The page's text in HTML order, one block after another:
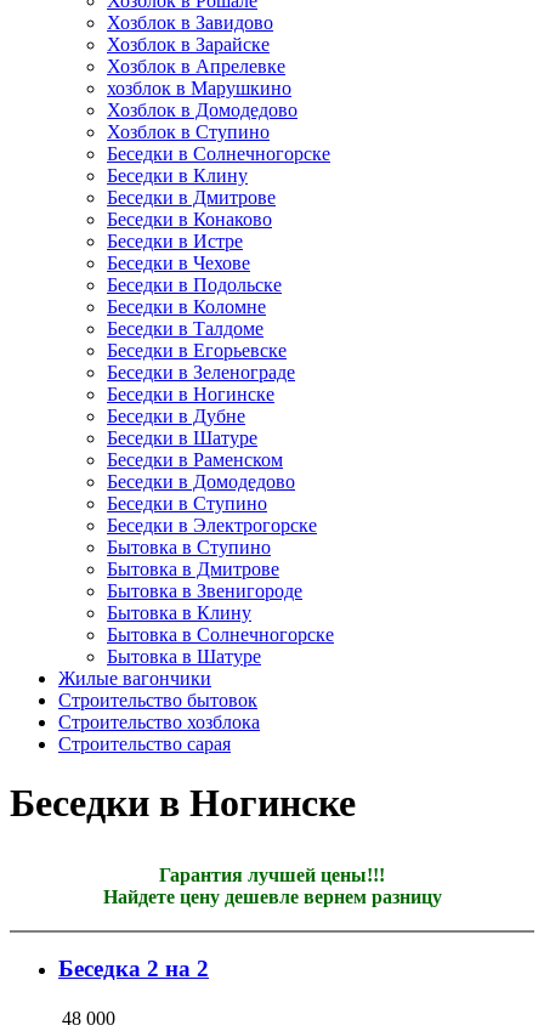
Хозблок в Завидово
Хозблок в Зарайске
Хозблок в Апрелевке
хозблок в Марушкино
Хозблок в Домодедово
Хозблок в Ступино
Беседки в Солнечногорске
Беседки в Клину
Беседки в Дмитрове
Беседки в Конаково
Беседки в Истре
Беседки в Чехове
Беседки в Подольске
Беседки в Коломне
Беседки в Талдоме
Беседки в Егорьевске
Беседки в Зеленограде
Беседки в Ногинске
Беседки в Дубне
Беседки в Шатуре
Беседки в Раменском
Беседки в Домодедово
Беседки в Ступино
Беседки в Электрогорске
Бытовка в Ступино
Бытовка в Дмитрове
Бытовка в Звенигороде
Бытовка в Клину
Бытовка в Солнечногорске
Бытовка в Шатуре
Жилые вагончики
Строительство бытовок
Строительство хозблока
Строительство сарая
Беседки в Ногинске
Гарантия лучшей цены!!!
Найдете цену дешевле вернем разницу
Беседка 2 на 2
48 000